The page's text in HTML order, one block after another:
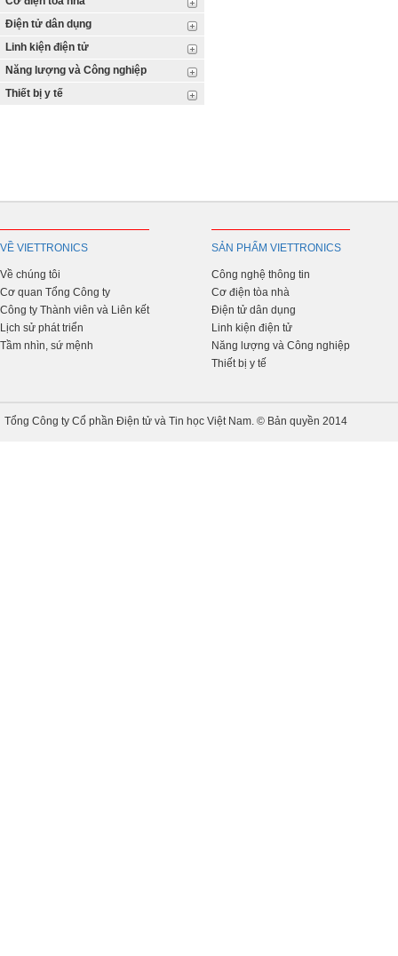
Điện tử dân dụng
Linh kiện điện tử
Năng lượng và Công nghiệp
Thiết bị y tế
VỀ VIETTRONICS
Về chúng tôi
Cơ quan Tổng Công ty
Công ty Thành viên và Liên kết
Lịch sử phát triển
Tầm nhìn, sứ mệnh
SẢN PHẨM VIETTRONICS
Công nghệ thông tin
Cơ điện tòa nhà
Điện tử dân dụng
Linh kiện điện tử
Năng lượng và Công nghiệp
Thiết bị y tế
Tổng Công ty Cổ phần Điện tử và Tin học Việt Nam. © Bản quyền 2014